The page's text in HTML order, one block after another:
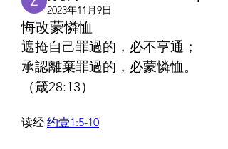
2023年11月9日
悔改蒙憐恤
遮掩自己罪過的，必不亨通；
承認離棄罪過的，必蒙憐恤。
（箴28:13）
读经 约壹1:5-10